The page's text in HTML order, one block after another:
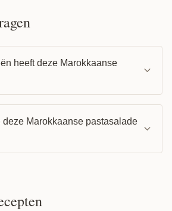
heeft deze Marokkaanse
deze Marokkaanse pastasalade